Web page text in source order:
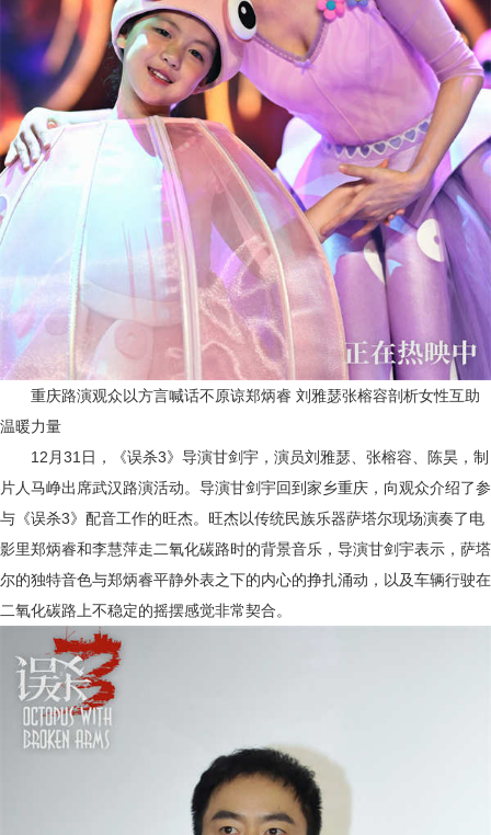
重庆路演观众以方言喊话不原谅郑炳睿 刘雅瑟张榕容剖析女性互助
温暖力量
12月31 日，《误杀3》导演甘剑宇，演员刘雅瑟 张榕容、陈昊 ，制
片人马峥出席武汉路演活动。导演甘剑宇回到家乡重庆，向观众介绍了参
与《误杀3》配音工作的旺杰。旺杰以传统民族乐器萨塔尔现场演奏了电
影里郑炳睿和李慧萍走二氧化碳路时的背景音乐，导演甘剑宇表示，萨塔
尔的独特音色与郑炳睿平静外表之下的内心的挣扎涌动 ， 以及车辆行驶在
二氧化碳路 上不稳定的摇摆感觉非常契合。